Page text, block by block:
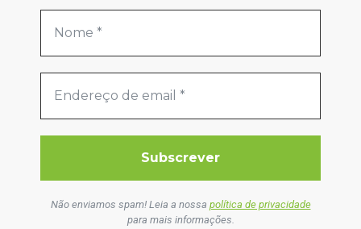
Não enviamos spam! Leia a nossa política de privacidade
para mais informações.